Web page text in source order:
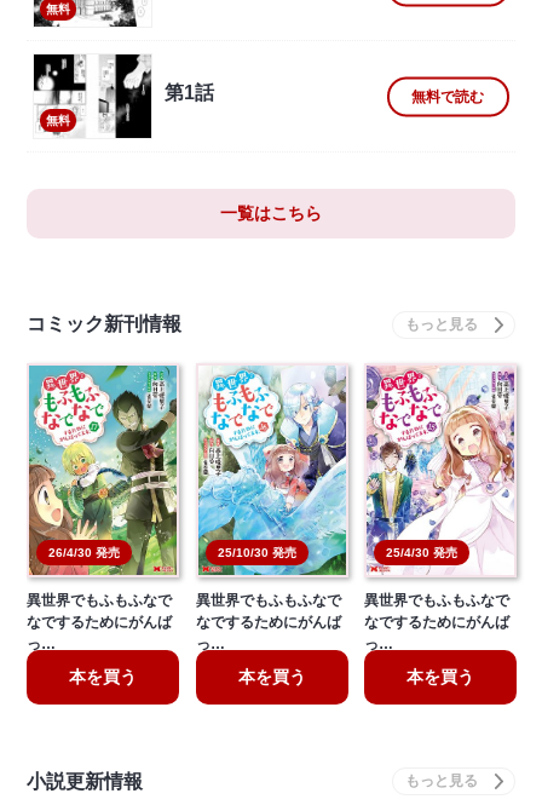
無料
無料
第1話 無料で読む
一覧はこちら
コミック新刊情報
26/4/30 発売
異世界でもふもふなで
なでするためにがんば
っ…
本を買う
25/10/30 発売
異世界でもふもふなで
なでするためにがんば
っ…
本を買う
25/4/30 発売
異世界でもふもふなで
なでするためにがんば
っ…
本を買う
小説更新情報